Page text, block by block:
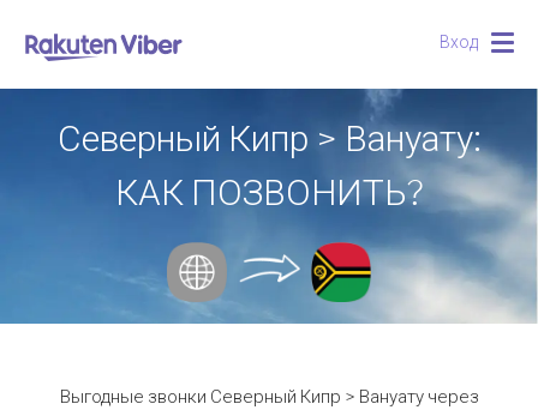
Вход
Северный Кипр > Вануату:
КАК ПОЗВОНИТЬ?
Выгодные звонки Северный Кипр > Вануату через